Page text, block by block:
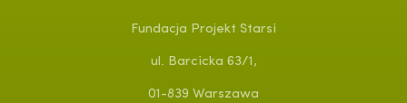
Fundacja Projekt Starsi
ul. Barcicka 63/1,
01-839 Warszawa